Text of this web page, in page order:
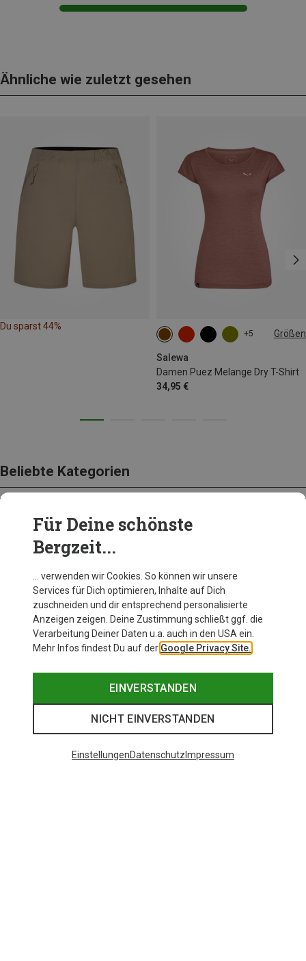
Ähnliche wie zuletzt gesehen
Du sparst 44%
+5 Größen
Salewa
Damen Puez Melange Dry T-Shirt
34,95 €
XS S M
XXL
Beliebte Kategorien
BEKLEIDUNG
Für Deine schönste
Bergzeit...
… verwenden wir Cookies. So können wir unsere
Services für Dich optimieren, Inhalte auf Dich
zuschneiden und dir entsprechend personalisierte
Anzeigen zeigen. Deine Zustimmung schließt ggf. die
Verarbeitung Deiner Daten u.a. auch in den USA ein.
Mehr Infos findest Du auf der Google Privacy Site.
EINVERSTANDEN
NICHT EINVERSTANDEN
EinstellungenDatenschutz Impressum